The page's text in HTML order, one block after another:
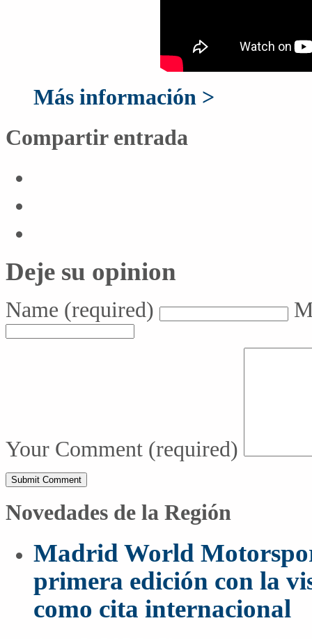
Más información >
Compartir entrada
Deje su opinion
Name (required)
Your Comment (required)
Novedades de la Región
Madrid World
primera edición con la
como cita internacional